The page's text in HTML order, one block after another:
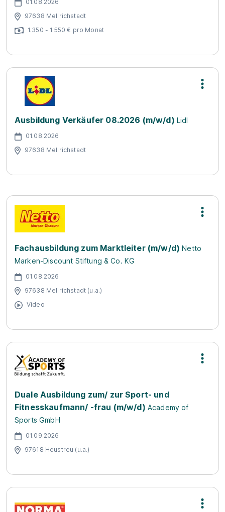
01.08.2026
97638 Mellrichstadt
1.350 - 1.550 € pro Monat
Ausbildung Verkäufer 08.2026 (m/w/d) Lidl
01.08.2026
97638 Mellrichstadt
Fachausbildung zum Marktleiter (m/w/d) Netto
Marken-Discount Stiftung & Co. KG
01.08.2026
97638 Mellrichstadt (u.a.)
Video
Duale Ausbildung zum/ zur Sport- und
Fitnesskaufmann/ -frau (m/w/d) Academy of
Sports GmbH
01.09.2026
97618 Heustreu (u.a.)